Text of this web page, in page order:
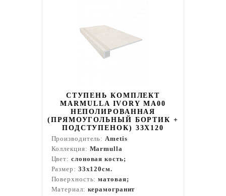
СТУПЕНЬ КОМПЛЕКТ
MARMULLA IVORY MA00
НЕПОЛИРОВАННАЯ
(ПРЯМОУГОЛЬНЫЙ БОРТИК +
ПОДСТУПЕНОК) 33X120
Производитель:Ametis
Коллекция: Marmulla
Цвет: слоновая кость;
Размер: 33x120см.
Поверхность:матовая;
Материал: керамогранит